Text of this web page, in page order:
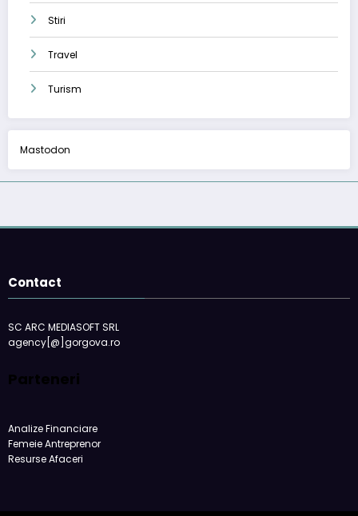
Stiri
Travel
Turism
Mastodon
Contact
SC ARC MEDIASOFT SRL
agency[@]gorgova.ro
Parteneri
Analize Financiare
Femeie Antreprenor
Resurse Afaceri